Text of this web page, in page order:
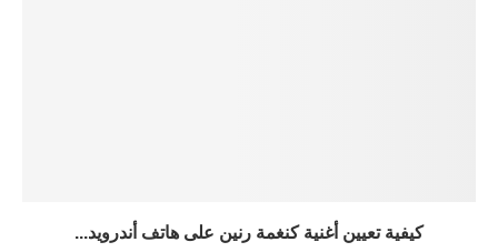
كيفية تعيين أغنية كنغمة رنين على هاتف أندرويد...